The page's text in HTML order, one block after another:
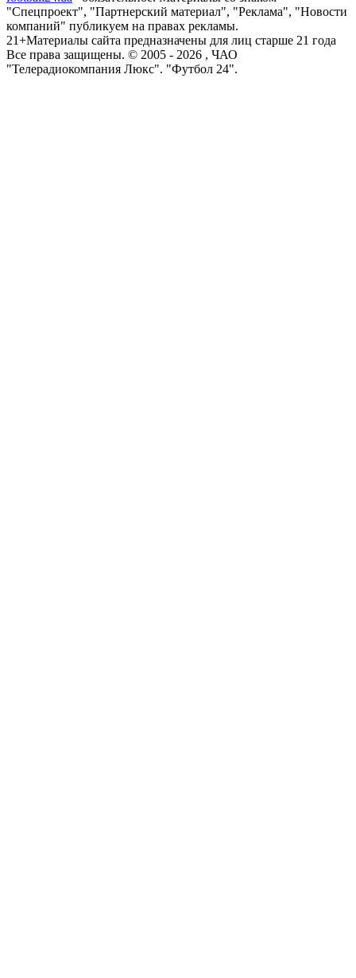
"Спецпроект", "Партнерский материал", "Реклама", "Новости
компаний" публикуем на правах рекламы.
21+Материалы сайта предназначены для лиц старше 21 года
Все права защищены. © 2005 - 2026 , ЧАО
"Телерадиокомпания Люкс". "Футбол 24".